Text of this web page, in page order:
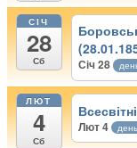
СІЧ
28
Сб Січ 28
ЛЮТ
4
Сб
Лют 4 день